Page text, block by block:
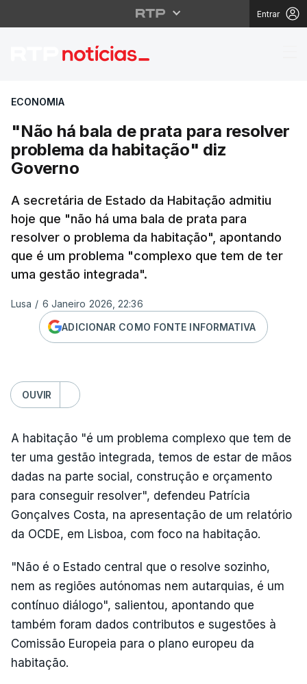
Entrar
"Não há bala de
ECONOMIA
"Não há bala de prata para resolver
problema da habitação" diz
Governo
A secretária de Estado da Habitação admitiu
hoje que "não há uma bala de prata para
resolver o problema da habitação", apontando
que é um problema "complexo que tem de ter
uma gestão integrada".
Lusa / 6 Janeiro 2026, 22:36
ADICIONAR COMO FONTE INFORMATIVA
OUVIR
A habitação "é um problema complexo que tem de
ter uma gestão integrada, temos de estar de mãos
dadas na parte social, construção e orçamento
para conseguir resolver", defendeu Patrícia
Gonçalves Costa, na apresentação de um relatório
da OCDE, em Lisboa, com foco na habitação.
"Não é o Estado central que o resolve sozinho,
nem as regiões autónomas nem autarquias, é um
contínuo diálogo", salientou, apontando que
também foram dados contributos e sugestões à
Comissão Europeia para o plano europeu da
habitação.